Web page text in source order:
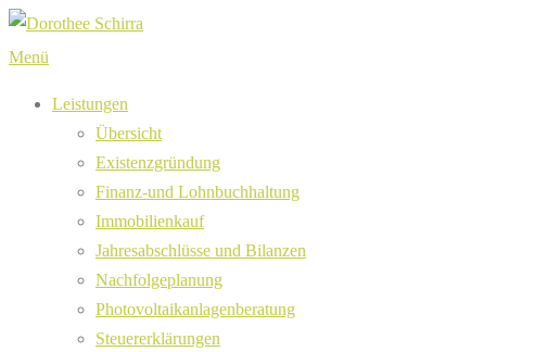
Zum
Inhalt
Menü
Leistungen
Übersicht
Existenzgründung
Finanz-und Lohnbuchhaltung
Immobilienkauf
Jahresabschlüsse und Bilanzen
Nachfolgeplanung
Photovoltaikanlagenberatung
Steuererklärungen